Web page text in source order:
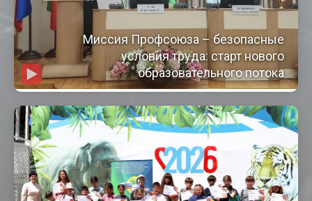
Миссия Профсоюза – безопасные
условия труда: старт нового
образовательного потока